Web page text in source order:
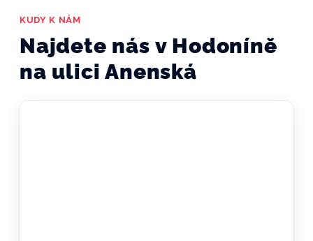
KUDY K NÁM
Najdete nás v Hodoníně
na ulici Anenská